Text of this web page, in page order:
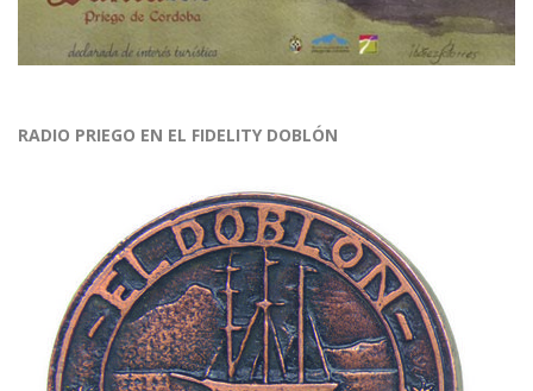
RADIO PRIEGO EN EL FIDELITY DOBLÓN